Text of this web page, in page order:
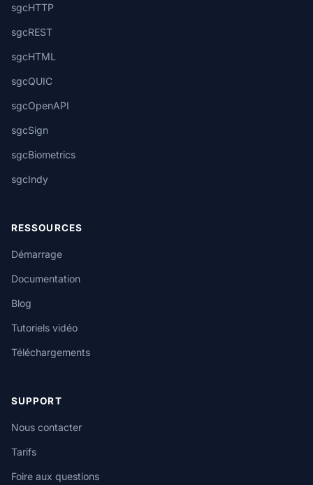
sgcHTTP
sgcREST
sgcHTML
sgcQUIC
sgcOpenAPI
sgcSign
sgcBiometrics
sgcIndy
RESSOURCES
Démarrage
Documentation
Blog
Tutoriels vidéo
Téléchargements
SUPPORT
Nous contacter
Tarifs
Foire aux questions